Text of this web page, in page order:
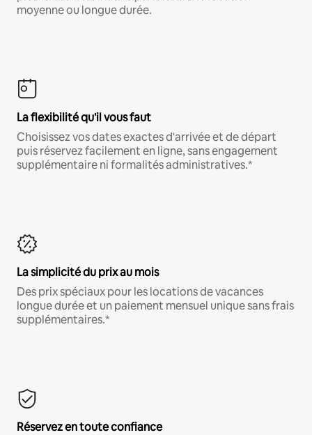
moyenne ou longue durée.
La flexibilité qu'il vous faut
Choisissez vos dates exactes d'arrivée et de départ
puis réservez facilement en ligne, sans engagement
supplémentaire ni formalités administratives.*
La simplicité du prix au mois
Des prix spéciaux pour les locations de vacances
longue durée et un paiement mensuel unique sans frais
supplémentaires.*
Réservez en toute confiance